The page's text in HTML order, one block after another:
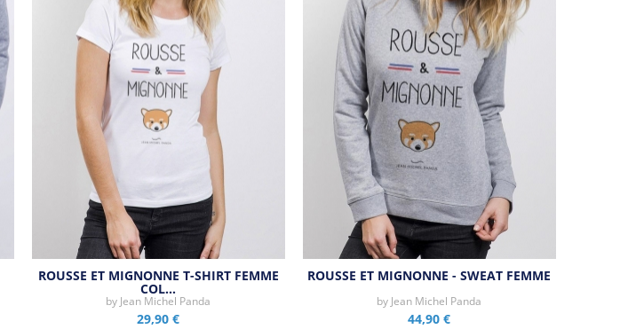
Aperçu rapide
ROUSSE ET MIGNONNE T-SHIRT FEMME
COL…
by Jean Michel Panda
29,90 € Aperçu rapide
ROUSSE ET MIGNONNE - SWEAT FEMME
by Jean Michel Panda
44,90 €